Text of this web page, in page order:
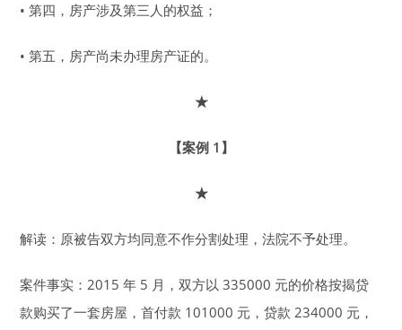
• 第四，房产涉及第三人的权益；
• 第五，房产尚未办理房产证的。
★
【案例 1】
★
解读：原被告双方均同意不作分割处理，法院不予处理。
案件事实：2015 年 5 月，双方以 335000 元的价格按揭贷
款购买了一套房屋，首付款 101000 元，贷款 234000 元，